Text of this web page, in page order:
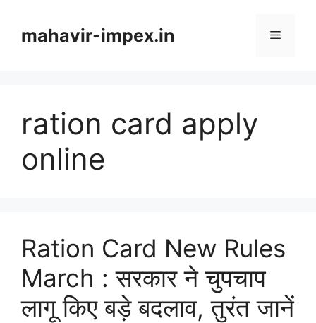
contentmahavir-impex.in Menu
ration card apply
online
Ration Card New Rules
March : सरकार ने चुपचाप
लागू किए बड़े बदलाव, तुरंत जानें